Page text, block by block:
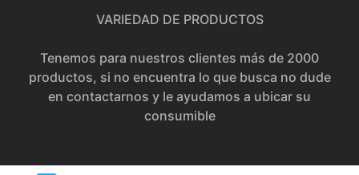
VARIEDAD DE PRODUCTOS
Tenemos para nuestros clientes más de 2000
productos, si no encuentra lo que busca no dude
en contactarnos y le ayudamos a ubicar su
consumible